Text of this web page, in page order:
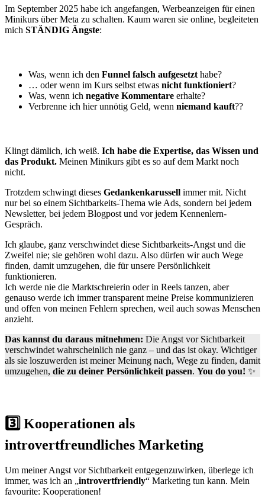
Im September 2025 habe ich angefangen, Werbeanzeigen für einen
Minikurs über Meta zu schalten. Kaum waren sie online, begleiteten
mich STÄNDIG Ängste:
Was, wenn ich den Funnel falsch aufgesetzt habe?
… oder wenn im Kurs selbst etwas nicht funktioniert?
Was, wenn ich negative Kommentare erhalte?
Verbrenne ich hier unnötig Geld, wenn niemand kauft??
Klingt dämlich, ich weiß. Ich habe die Expertise, das Wissen und
das Produkt. Meinen Minikurs gibt es so auf dem Markt noch
nicht.
Trotzdem schwingt dieses Gedankenkarussell immer mit. Nicht
nur bei so einem Sichtbarkeits-Thema wie Ads, sondern bei jedem
Newsletter, bei jedem Blogpost und vor jedem Kennenlern-
Gespräch.
Ich glaube, ganz verschwindet diese Sichtbarkeits-Angst und die
Zweifel nie; sie gehören wohl dazu. Also dürfen wir auch Wege
finden, damit umzugehen, die für unsere Persönlichkeit
funktionieren.
Ich werde nie die Marktschreierin oder in Reels tanzen, aber
genauso werde ich immer transparent meine Preise kommunizieren
und offen von meinen Fehlern sprechen, weil auch sowas Menschen
anzieht.
Das kannst du daraus mitnehmen: Die Angst vor Sichtbarkeit
verschwindet wahrscheinlich nie ganz – und das ist okay. Wichtiger
als sie loszuwerden ist meiner Meinung nach, Wege zu finden, damit
umzugehen, die zu deiner Persönlichkeit passen. You do you! ✨
3️⃣ Kooperationen als
introvertfreundliches Marketing
Um meiner Angst vor Sichtbarkeit entgegenzuwirken, überlege ich
immer, was ich an „introvertfriendly“ Marketing tun kann. Mein
favourite: Kooperationen!